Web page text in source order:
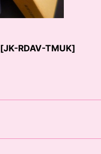
[JK-RDAV-TMUK]